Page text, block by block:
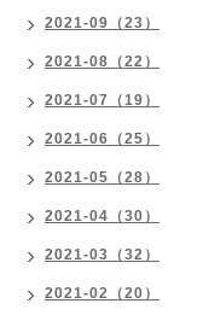
2021-09（23）
2021-08（22）
2021-07（19）
2021-06（25）
2021-05（28）
2021-04（30）
2021-03（32）
2021-02（20）